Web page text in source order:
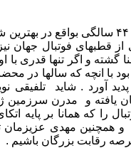
مهدی اکنون در آستانه ۴۴
از قطبهای فوتبال جهان
گشته و اگر تنها قدری
بود با انچه که سالها
آورد . شاید تلفیقی
یافته و مدرن سرزمین
را که همانا بر پایه
و همچنین مهدی
رقابت بزرگان باشیم .